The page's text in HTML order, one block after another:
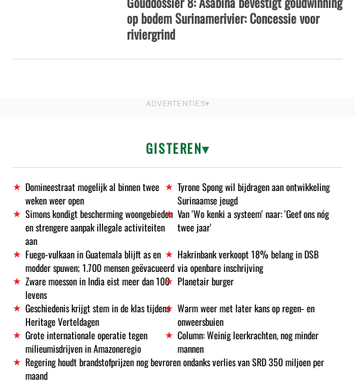
op bodem Surinamerivier: Concessie voor
riviergrind
GISTEREN
Domineestraat mogelijk al binnen twee
weken weer open
Tyrone Spong wil bijdragen aan ontwikkeling
Surinaamse jeugd
Simons kondigt bescherming woongebieden
en strengere aanpak illegale activiteiten
aan
Van 'Wo kenki a systeem' naar: 'Geef ons nóg
twee jaar'
Fuego-vulkaan in Guatemala blijft as en
modder spuwen; 1.700 mensen geëvacueerd
Hakrinbank verkoopt 18% belang in DSB
via openbare inschrijving
Zware moesson in India eist meer dan 100
levens
Planetair burger
Geschiedenis krijgt stem in de klas tijdens
Heritage Verteldagen
Warm weer met later kans op regen- en
onweersbuien
Grote internationale operatie tegen
milieumisdrijven in Amazoneregio
Column: Weinig leerkrachten, nog minder
mannen
Regering houdt brandstofprijzen nog bevroren ondanks verlies van SRD 350 miljoen per
maand